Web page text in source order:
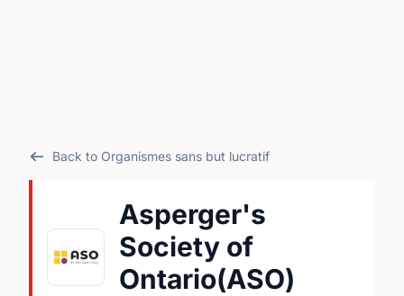
Back to Organismes sans but lucratif
Asperger's
Society of
Ontario(ASO)